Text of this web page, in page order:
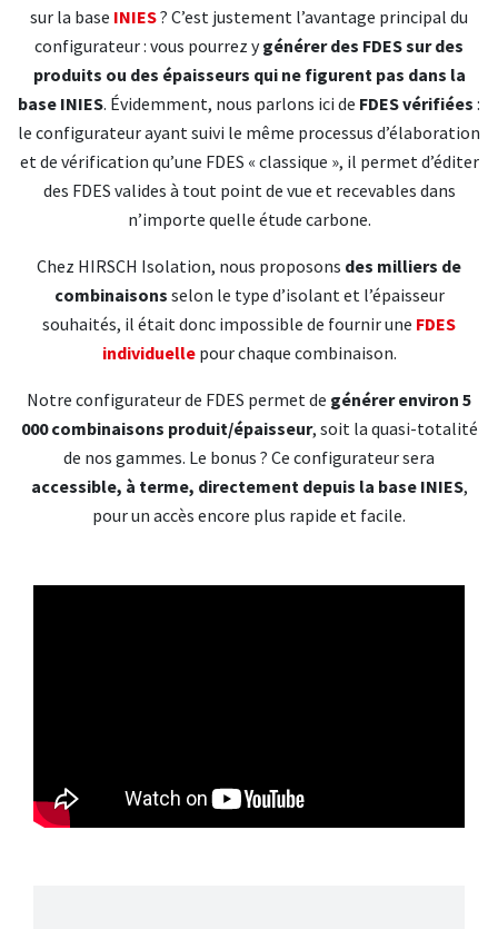
sur la base INIES? C’est justement l’avantage principal du
configurateur : vous pourrez ygénérer des FDES sur des
produits ou des épaisseurs qui ne figurent pas dans la
base INIES. Évidemment, nous parlons ici de FDES vérifiées :
le configurateur ayant suivi le même processus d’élaboration
et de vérification qu’une FDES « classique », il permet d’éditer
des FDES valides à tout point de vue et recevables dans
n’importe quelle étude carbone.
Chez HIRSCH Isolation, nous proposons des milliers de
combinaisons selon le type d’isolant et l’épaisseur
souhaités, il était donc impossible de fournir une FDES
individuellepour chaque combinaison.
Notre configurateur de FDES permet de générer environ 5
000 combinaisons produit/épaisseur, soit la quasi-totalité
de nos gammes. Le bonus ? Ce configurateur sera
accessible, à terme, directement depuis la base INIES,
pour un accès encore plus rapide et facile.